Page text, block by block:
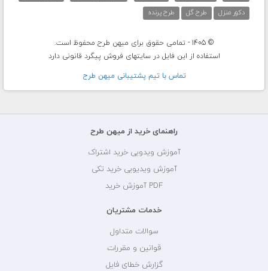
دکور منزل
طرح گل طرح پرنده
© 1405 - تمامی حقوق برای میهن طرح محفوظ است.
استفاده از این فایل در سایتهای فروش پیگرد قانونی دارد
تماس با تيم پشتيبانی ميهن طرح
راهنمای خرید از میهن طرح
آموزش ویدویی خرید اشتراک
آموزش ویدیویی خرید تکی
PDF آموزش خرید
خدمات مشتریان
سوالات متداول
قوانین و مقررات
گزارش خطای فایل